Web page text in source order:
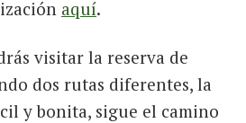
aquí.
visitar la reserva de
dos rutas diferentes, la
y bonita, sigue el camino